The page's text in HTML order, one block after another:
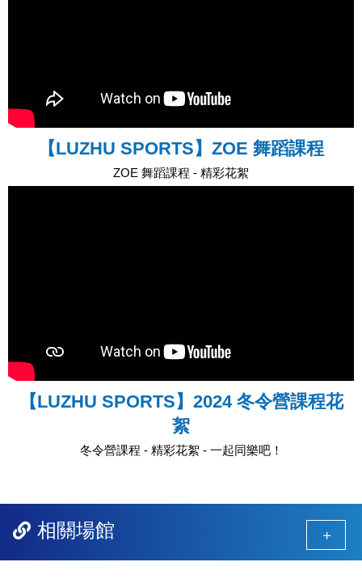
【LUZHU SPORTS】ZOE 舞蹈課程
ZOE 舞蹈課程 - 精彩花絮
【LUZHU SPORTS】2024 冬令營課程花
絮
冬令營課程 - 精彩花絮 - 一起同樂吧！
相關場館